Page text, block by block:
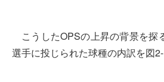
こうしたOPSの上昇の背景を探
選手に投じられた球種の内訳を図2-